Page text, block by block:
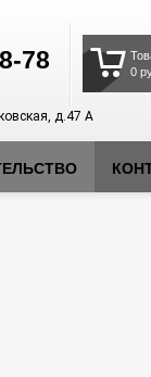
78
0
д.47 А